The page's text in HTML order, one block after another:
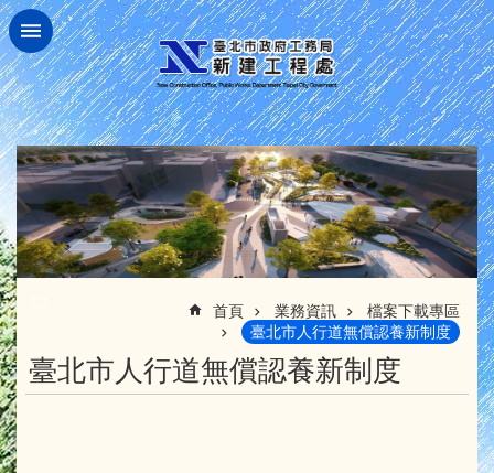
跳到主要內容區塊
首頁 業務資訊
檔案下載專區
臺北市人行道無償認養新制度
臺北市人行道無償認養新制度